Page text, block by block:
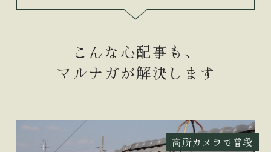
こんな心配事も、
マルナガが解決します
高所カメラで普段